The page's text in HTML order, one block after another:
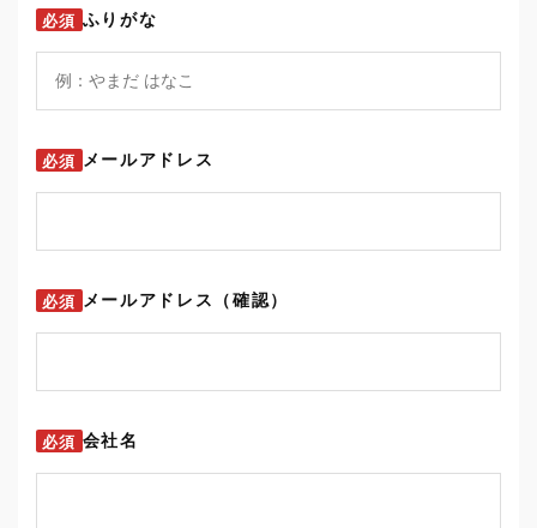
必須 ふりがな
必須 メールアドレス
必須 メールアドレス（確認）
必須 会社名